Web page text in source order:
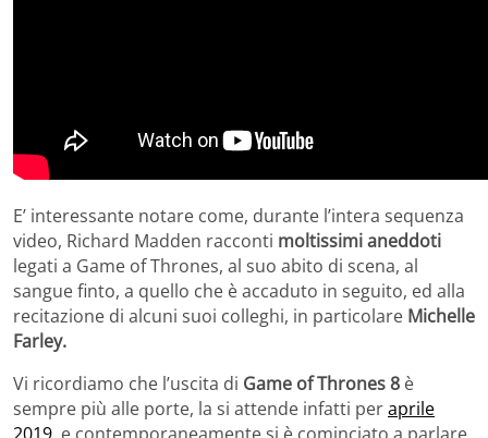
E’ interessante notare come, durante l’intera sequenza
video, Richard Madden racconti moltissimi aneddoti
legati a Game of Thrones, al suo abito di scena, al
sangue finto, a quello che è accaduto in seguito, ed alla
recitazione di alcuni suoi colleghi, in particolare Michelle
Farley.
Vi ricordiamo che l’uscita di Game of Thrones 8 è
sempre più alle porte, la si attende infatti peraprile